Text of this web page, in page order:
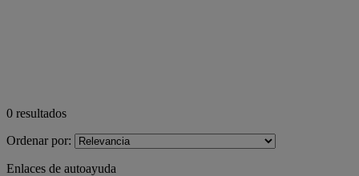
0 resultados
Ordenar por:
Enlaces de autoayuda